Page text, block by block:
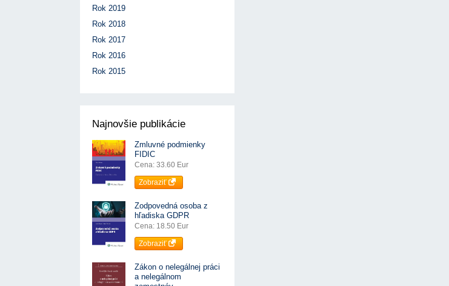
Rok 2019
Rok 2018
Rok 2017
Rok 2016
Rok 2015
Najnovšie publikácie
Zmluvné podmienky
FIDIC
Cena: 33.60 Eur
Zobraziť
Zodpovedná osoba z
hľadiska GDPR
Cena: 18.50 Eur
Zobraziť
Zákon o nelegálnej práci
a nelegálnom